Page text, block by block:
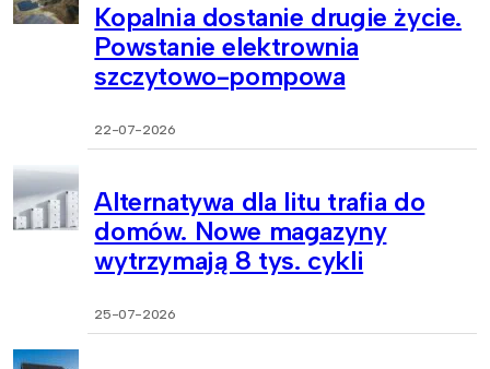
Kopalnia dostanie drugie życie.
Powstanie elektrownia
szczytowo-pompowa
22-07-2026
Alternatywa dla litu trafia do
domów. Nowe magazyny
wytrzymają 8 tys. cykli
25-07-2026